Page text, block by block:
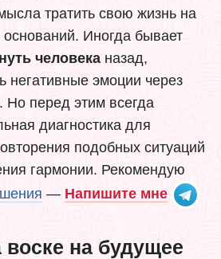
тратить свою жизнь на
Иногда бывает
человека назад,
негативные эмоции через
Но перед этим всегда
диагностика для
подобных ситуаций
гармонии. Рекомендую
— Напишите мне
воске на будущее